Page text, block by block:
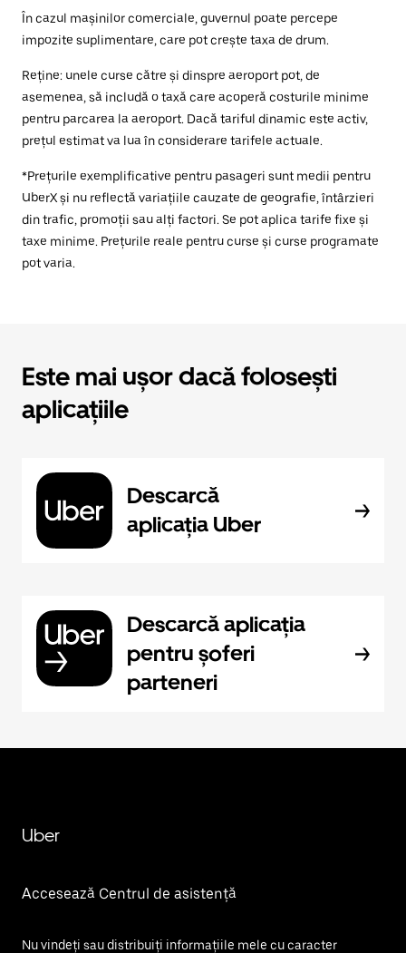
În cazul mașinilor comerciale, guvernul poate percepe
impozite suplimentare, care pot crește taxa de drum.
Reține: unele curse către și dinspre aeroport pot, de
asemenea, să includă o taxă care acoperă costurile minime
pentru parcarea la aeroport. Dacă tariful dinamic este activ,
prețul estimat va lua în considerare tarifele actuale.
*Prețurile exemplificative pentru pasageri sunt medii pentru
UberX și nu reflectă variațiile cauzate de geografie, întârzieri
din trafic, promoții sau alți factori. Se pot aplica tarife fixe și
taxe minime. Prețurile reale pentru curse și curse programate
pot varia.
Este mai ușor dacă folosești
aplicațiile
Descarcă
aplicația Uber
Descarcă aplicația
pentru șoferi
parteneri
Uber
Accesează Centrul de asistență
Nu vindeți sau distribuiți informațiile mele cu caracter